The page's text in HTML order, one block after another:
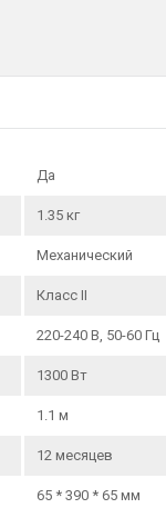
Да
1.35 кг
Механический
Класс II
220-240 В, 50-60 Гц
1300 Вт
1.1 м
12 месяцев
65 * 390 * 65 мм